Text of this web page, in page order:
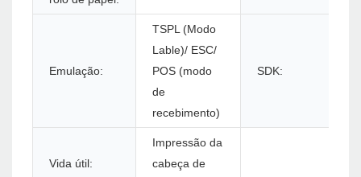
Emulação:
TSPL (Modo
Lable)/ ESC/
POS (modo
de
recebimento)
SDK:
Vida útil:
Impressão da
cabeça de